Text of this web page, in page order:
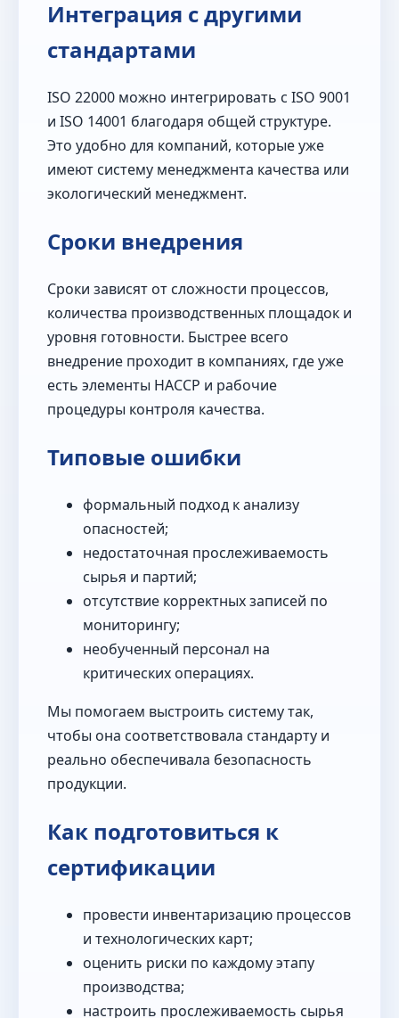
Интеграция с другими
стандартами
ISO 22000 можно интегрировать с ISO 9001
и ISO 14001 благодаря общей структуре.
Это удобно для компаний, которые уже
имеют систему менеджмента качества или
экологический менеджмент.
Сроки внедрения
Сроки зависят от сложности процессов,
количества производственных площадок и
уровня готовности. Быстрее всего
внедрение проходит в компаниях, где уже
есть элементы HACCP и рабочие
процедуры контроля качества.
Типовые ошибки
формальный подход к анализу
опасностей;
недостаточная прослеживаемость
сырья и партий;
отсутствие корректных записей по
мониторингу;
необученный персонал на
критических операциях.
Мы помогаем выстроить систему так,
чтобы она соответствовала стандарту и
реально обеспечивала безопасность
продукции.
Как подготовиться к
сертификации
провести инвентаризацию процессов
и технологических карт;
оценить риски по каждому этапу
производства;
настроить прослеживаемость сырья